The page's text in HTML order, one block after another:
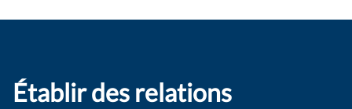
Établir des relations